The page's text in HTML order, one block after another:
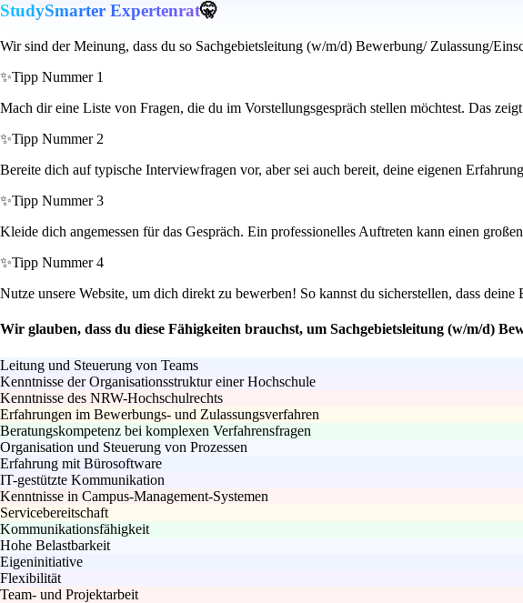
StudySmarter Expertenrat🤫
Wir sind der Meinung, dass du so Sachgebietsleitung (w/m/d) Bewerbung/ Zulassung/
✨Tipp Nummer 1
Mach dir eine Liste von Fragen, die du im Vorstellungsgespräch stellen möchtest. Das
✨Tipp Nummer 2
Bereite dich auf typische Interviewfragen vor, aber sei auch bereit, deine eigenen
✨Tipp Nummer 3
Kleide dich angemessen für das Gespräch. Ein professionelles Auftreten kann einen
✨Tipp Nummer 4
Nutze unsere Website, um dich direkt zu bewerben! So kannst du sicherstellen, dass
Wir glauben, dass du diese Fähigkeiten brauchst, um Sachgebietsleitung (w/m/d)
Leitung und Steuerung von Teams
Kenntnisse der Organisationsstruktur einer Hochschule
Kenntnisse des NRW-Hochschulrechts
Erfahrungen im Bewerbungs- und Zulassungsverfahren
Beratungskompetenz bei komplexen Verfahrensfragen
Organisation und Steuerung von Prozessen
Erfahrung mit Bürosoftware
IT-gestützte Kommunikation
Kenntnisse in Campus-Management-Systemen
Servicebereitschaft
Kommunikationsfähigkeit
Hohe Belastbarkeit
Eigeninitiative
Flexibilität
Team- und Projektarbeit